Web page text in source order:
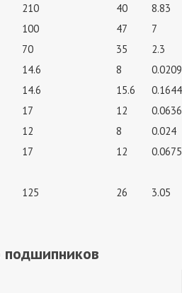
210 40
8.83
100 47
7
70 35
2.3
14.6 8
0.0209
14.6 15.6
0.1644
17 12
0.0636
12 8
0.024
17 12 0.0675
125 26 3.05